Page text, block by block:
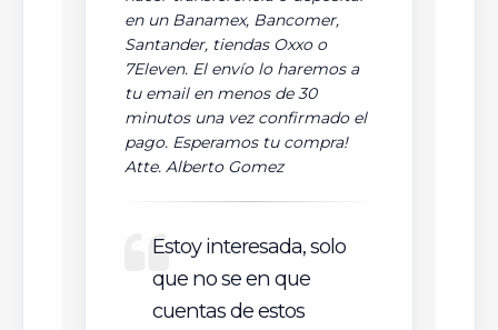
en un Banamex, Bancomer,
Santander, tiendas Oxxo o
7Eleven. El envío lo haremos a
tu email en menos de 30
minutos una vez confirmado el
pago. Esperamos tu compra!
Atte. Alberto Gomez
Estoy interesada, solo
que no se en que
cuentas de estos